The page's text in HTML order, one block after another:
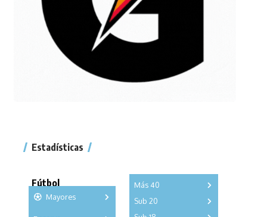
Estadísticas
Fútbol
Mayores
Más 40
Sub 20